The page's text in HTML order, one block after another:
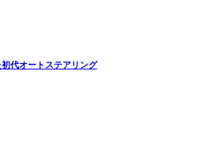
代オートステアリング